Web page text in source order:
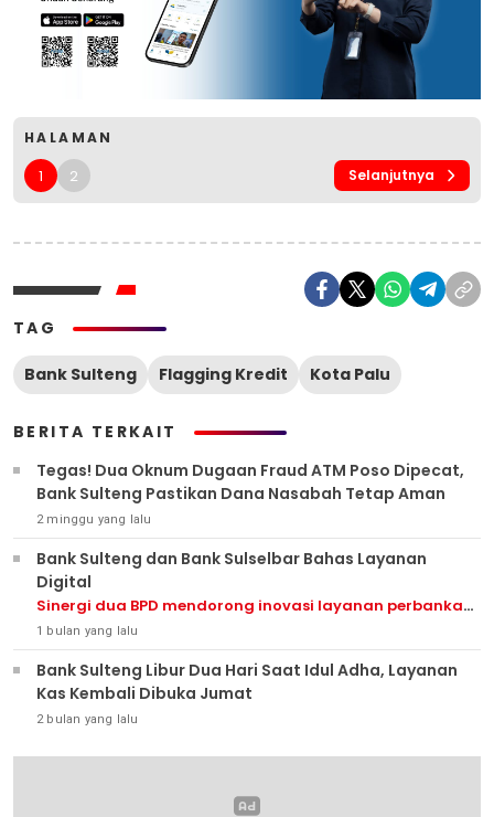
HALAMAN
1 2 Selanjutnya
TAG
Bank Sulteng Flagging Kredit Kota Palu
BERITA TERKAIT
Tegas! Dua Oknum Dugaan Fraud ATM Poso Dipecat,
Bank Sulteng Pastikan Dana Nasabah Tetap Aman
2 minggu yang lalu
Bank Sulteng dan Bank Sulselbar Bahas Layanan
Digital
Sinergi dua BPD mendorong inovasi layanan perbankan
digital.
1 bulan yang lalu
Bank Sulteng Libur Dua Hari Saat Idul Adha, Layanan
Kas Kembali Dibuka Jumat
2 bulan yang lalu